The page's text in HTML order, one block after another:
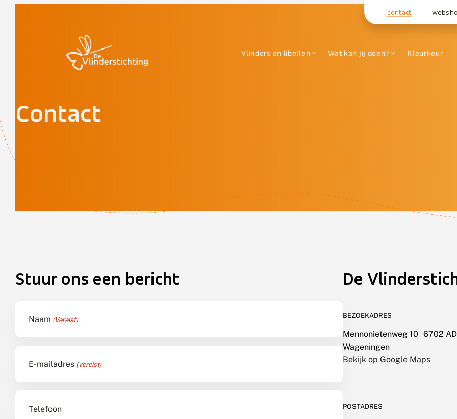
contact
Vlinders en libellen Wat kan jij doen? Kleurkeur
Contact
Stuur ons een bericht
Naam (Vereist)
E-mailadres (Vereist)
Telefoon
De
BEZOEKADRES
Mennonietenweg 10 6702 AD
Wageningen
Bekijk op Google Maps
POSTADRES